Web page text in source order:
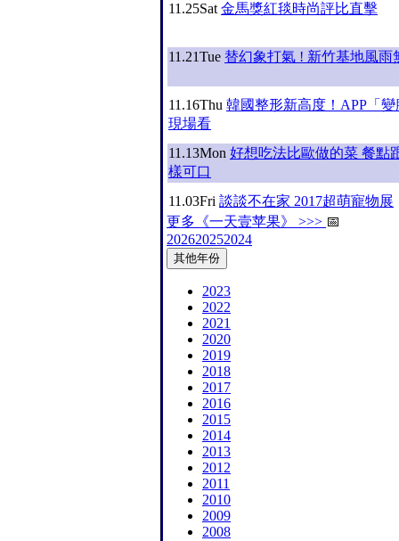
11.25Sat 金馬獎紅毯時尚評比直擊
11.21Tue 替幻象打氣 ! 新竹基地風雨
11.16Thu 韓國整形新高度！APP「
現場看
11.13Mon 好想吃法比歐做的菜 餐點
樣可口
11.03Fri 談談不在家 2017超萌寵物展
更多《一天壹苹果》 >>> 📅
202620252024
其他年份
2023
2022
2021
2020
2019
2018
2017
2016
2015
2014
2013
2012
2011
2010
2009
2008